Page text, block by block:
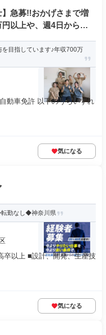
】急募!!おかげさまで増
以上や、週4日からの
ステーションです
を目指しています♪年収700万
動車免許 以下のうちいずれ
気になる
勤なし◆神奈川県
卒以上 ■設計、開発、生産技
気になる